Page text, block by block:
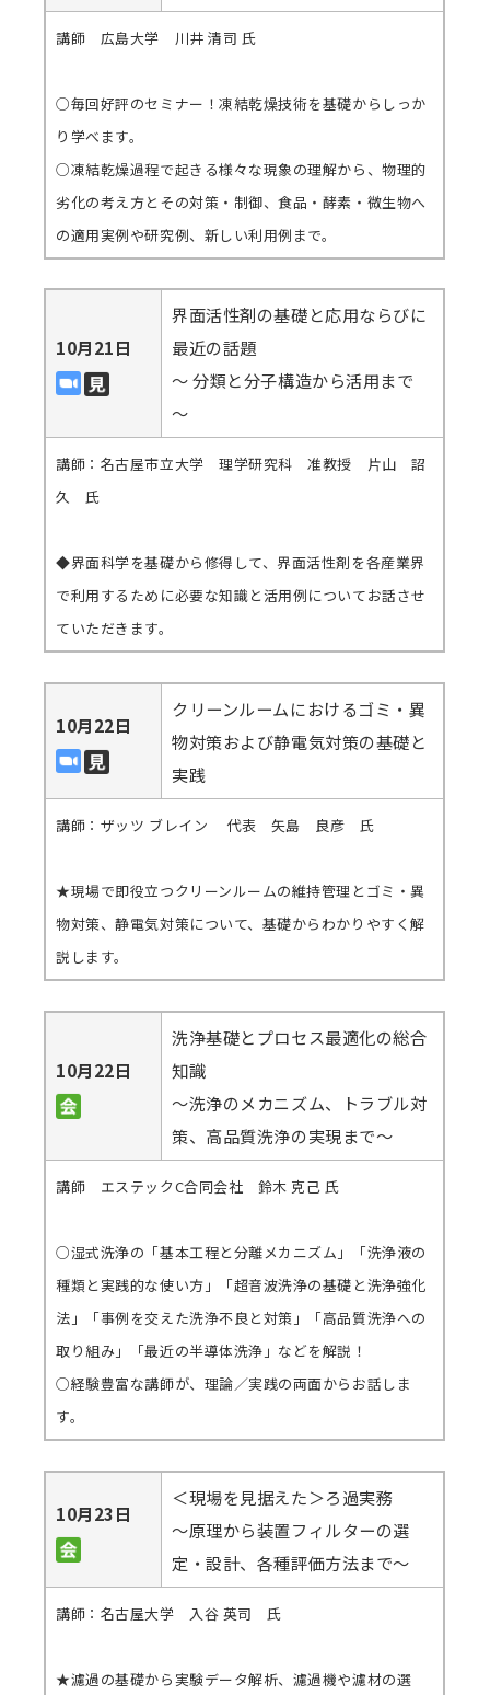
講師 広島大学 川井 清司 氏
○毎回好評のセミナー！凍結乾燥技術を基礎からしっか
り学べます。
○凍結乾燥過程で起きる様々な現象の理解から、物理的
劣化の考え方とその対策・制御、食品・酵素・微生物へ
の適用実例や研究例、新しい利用例まで。
10月21日
界面活性剤の基礎と応用ならびに
最近の話題
～ 分類と分子構造から活用まで
～
講師：名古屋市立大学 理学研究科 准教授 片山 詔
久 氏
◆界面科学を基礎から修得して、界面活性剤を各産業界
で利用するために必要な知識と活用例についてお話させ
ていただきます。
10月22日
クリーンルームにおけるゴミ・異
物対策および静電気対策の基礎と
実践
講師：ザッツ ブレイン 代表 矢島 良彦 氏
★現場で即役立つクリーンルームの維持管理とゴミ・異
物対策、静電気対策について、基礎からわかりやすく解
説します。
10月22日
洗浄基礎とプロセス最適化の総合
知識
～洗浄のメカニズム、トラブル対
策、高品質洗浄の実現まで～
講師 エステックC合同会社 鈴木 克己 氏
○湿式洗浄の「基本工程と分離メカニズム」「洗浄液の
種類と実践的な使い方」「超音波洗浄の基礎と洗浄強化
法」「事例を交えた洗浄不良と対策」「高品質洗浄への
取り組み」「最近の半導体洗浄」などを解説！
○経験豊富な講師が、理論／実践の両面からお話しま
す。
10月23日
＜現場を見据えた＞ろ過実務
～原理から装置フィルターの選
定・設計、各種評価方法まで～
講師：名古屋大学 入谷 英司 氏
★濾過の基礎から実験データ解析、濾過機や濾材の選